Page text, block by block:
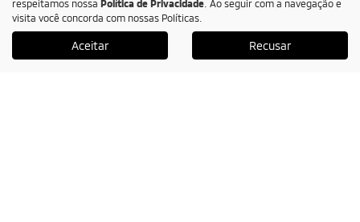
Financiamento
Consórcio
respeitamos nossa Política de Privacidade . Ao seguir com a navegação e
visita você concorda com nossas Políticas.
Aceitar Recusar